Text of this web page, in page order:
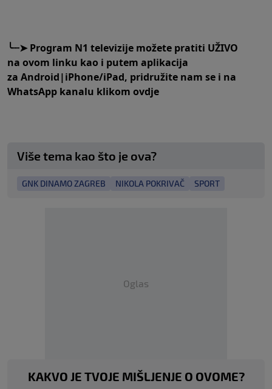
╰┈➤Program N1 televizije možete pratiti UŽIVO
na ovom linku kao i putem aplikacija
za Android|iPhone/iPad, pridružite nam se i na
WhatsApp kanalu klikom ovdje
Više tema kao što je ova?
GNK DINAMO ZAGREB NIKOLA POKRIVAČ SPORT
Oglas
KAKVO JE TVOJE MIŠLJENJE O OVOME?